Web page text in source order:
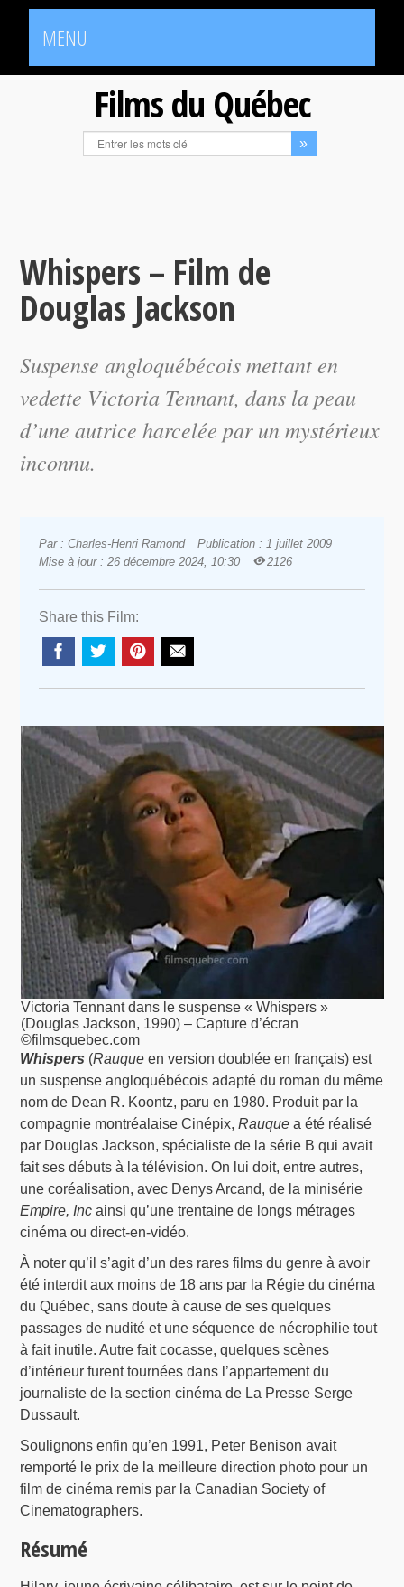
MENU
Films du Québec
Whispers – Film de
Douglas Jackson
Suspense angloquébécois mettant en
vedette Victoria Tennant, dans la peau
d’une autrice harcelée par un mystérieux
inconnu.
Par : Charles-Henri Ramond
Publication : 1 juillet 2009
Mise à jour : 26 décembre 2024, 10:30
2126
Share this Film:
Victoria Tennant dans le suspense « Whispers »
(Douglas Jackson, 1990) – Capture d’écran
©filmsquebec.com
Whispers (Rauque en version doublée en français) est
un suspense angloquébécois adapté du roman du même
nom de Dean R. Koontz, paru en 1980. Produit par la
compagnie montréalaise Cinépix,Rauque a été réalisé
par Douglas Jackson, spécialiste de la série B qui avait
fait ses débuts à la télévision. On lui doit, entre autres,
une coréalisation, avec Denys Arcand, de la minisérie
Empire, Inc ainsi qu’une trentaine de longs métrages
cinéma ou direct-en-vidéo.
À noter qu’il s’agit d’un des rares films du genre à avoir
été interdit aux moins de 18 ans par la Régie du cinéma
du Québec, sans doute à cause de ses quelques
passages de nudité et une séquence de nécrophilie tout
à fait inutile. Autre fait cocasse, quelques scènes
d’intérieur furent tournées dans l’appartement du
journaliste de la section cinéma de La Presse Serge
Dussault.
Soulignons enfin qu’en 1991, Peter Benison avait
remporté le prix de la meilleure direction photo pour un
film de cinéma remis par la Canadian Society of
Cinematographers.
Résumé